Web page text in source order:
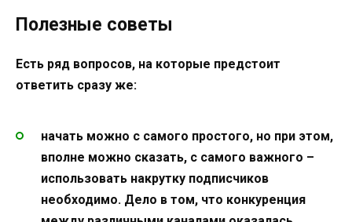
Полезные советы
Есть ряд вопросов, на которые предстоит
ответить сразу же:
начать можно с самого простого, но при этом,
вполне можно сказать, с самого важного –
использовать накрутку подписчиков
необходимо. Дело в том, что конкуренция